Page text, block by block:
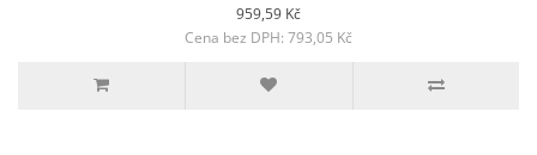
959,59 Kč
Cena bez DPH: 793,05 Kč